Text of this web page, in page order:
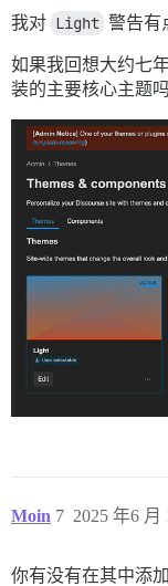
我对 Light 警告有
如果我回想大约七年
装的主要核心主题
Moin 2025 年6 月
7
你有没有在其中添